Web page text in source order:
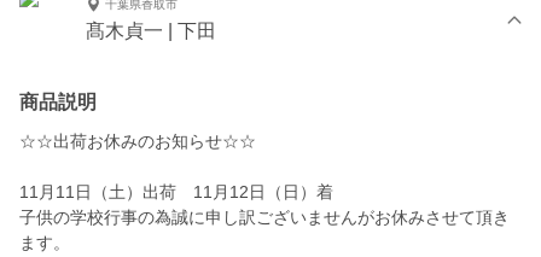
千葉県香取市
髙木貞一 | 下田
商品説明
☆☆出荷お休みのお知らせ☆☆
11月11日（土）出荷 11月12日（日）着
子供の学校行事の為誠に申し訳ございませんがお休みさせて頂き
ます。